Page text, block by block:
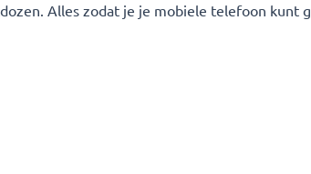
Alles zodat je je mobiele telefoon kunt